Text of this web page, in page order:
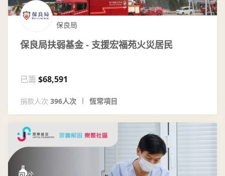
保良局
保良局扶弱基金 - 支援宏福苑火災居民
已籌 $68,591
捐款人次 396人次 恆常項目